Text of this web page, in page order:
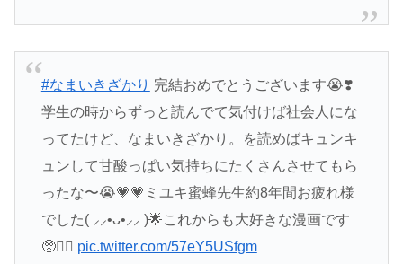
#なまいきざかり 完結おめでとうございます😭❣️
学生の時からずっと読んでて気付けば社会人にな
ってたけど、なまいきざかり。を読めばキュンキ
ュンして甘酸っぱい気持ちにたくさんさせてもら
ったな〜😭💗💗ミユキ蜜蜂先生約8年間お疲れ様
でした( ⸝⸝•ᴗ•⸝⸝ )🌟これからも大好きな漫画です
🥺❤️‍🔥 pic.twitter.com/57eY5USfgm